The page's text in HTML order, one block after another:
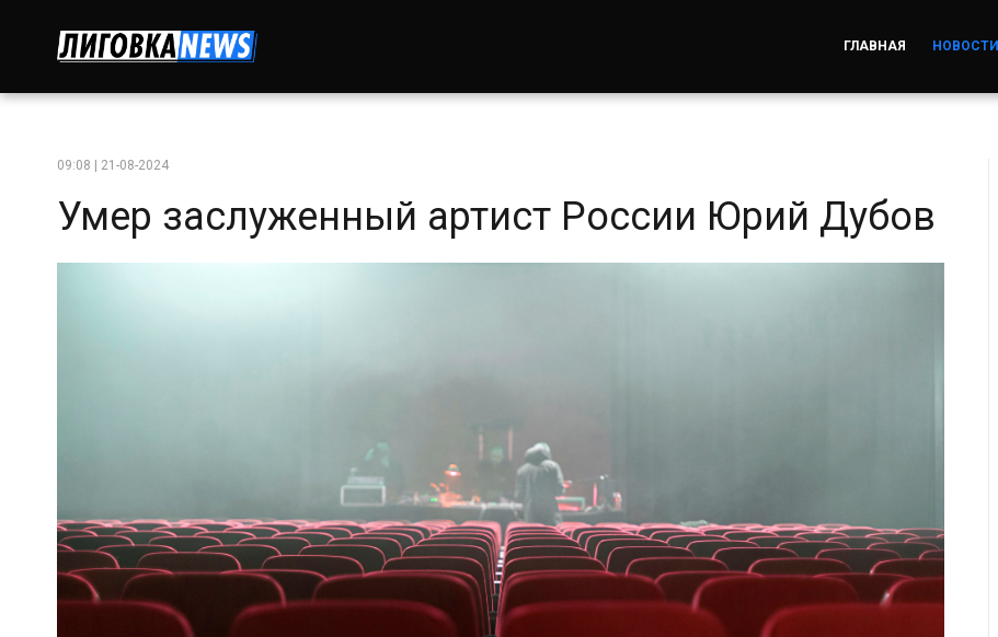
ГЛАВНАЯ НОВОСТИ
09:08 | 21-08-2024
Умер заслуженный артист России Юрий Дубов